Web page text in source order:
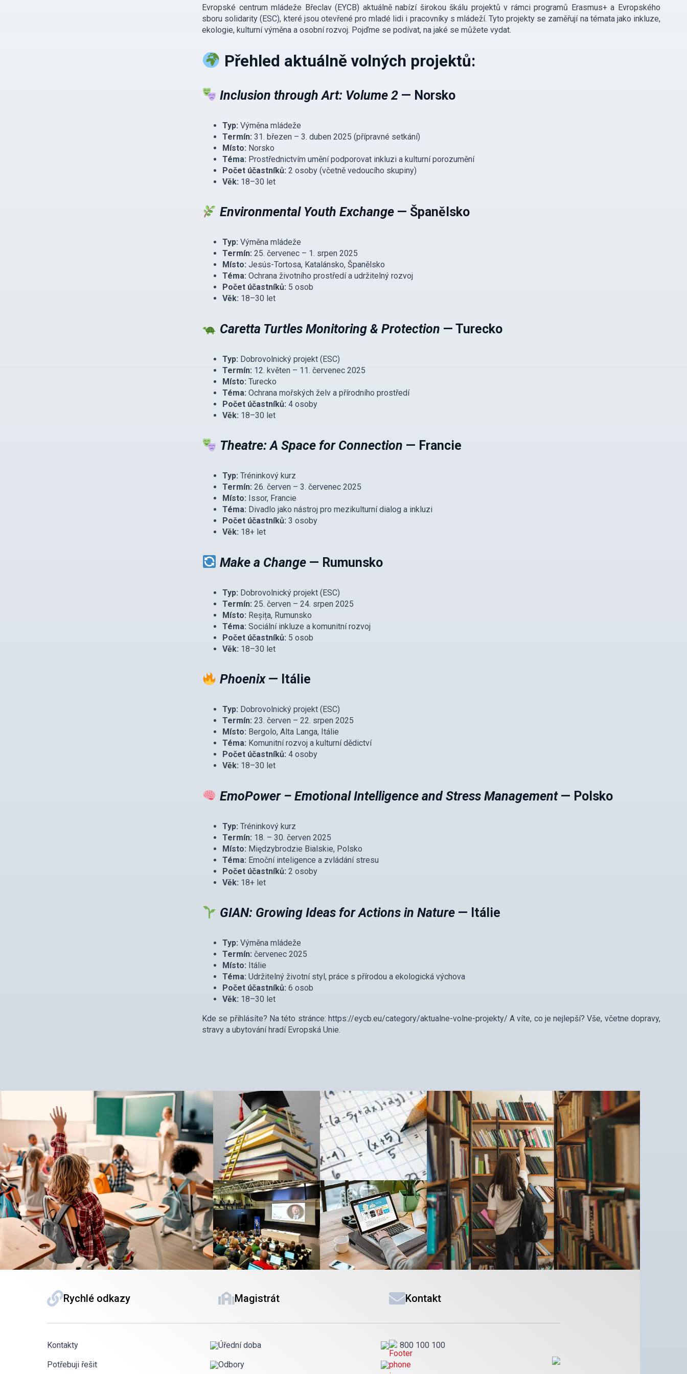
​Evropské centrum mládeže Břeclav (EYCB) aktuálně nabízí širokou škálu projektů v rámci programů Erasmus+ a Evropského
sboru solidarity (ESC), které jsou otevřené pro mladé lidi i pracovníky s mládeží. Tyto projekty se zaměřují na témata jako inkluze,
ekologie, kulturní výměna a osobní rozvoj.​ Pojďme se podívat, na jaké se můžete vydat.
Přehled aktuálně volných projektů:
Inclusion through Art: Volume 2— Norsko
Typ: Výměna mládeže
Termín: 31. březen – 3. duben 2025 (přípravné setkání)
Místo: Norsko
Téma: Prostřednictvím umění podporovat inkluzi a kulturní porozumění
Počet účastníků: 2 osoby (včetně vedoucího skupiny)
Věk: 18–30 let
Environmental Youth Exchange— Španělsko
Typ: Výměna mládeže
Termín: 25. červenec – 1. srpen 2025
Místo: Jesús-Tortosa, Katalánsko, Španělsko
Téma: Ochrana životního prostředí a udržitelný rozvoj
Počet účastníků: 5 osob
Věk: 18–30 let
Caretta Turtles Monitoring & Protection — Turecko
Typ: Dobrovolnický projekt (ESC)
Termín: 12. květen – 11. červenec 2025
Místo: Turecko
Téma: Ochrana mořských želv a přírodního prostředí
Počet účastníků: 4 osoby
Věk: 18–30 let
Theatre: A Space for Connection — Francie
Typ: Tréninkový kurz
Termín: 26. červen – 3. červenec 2025
Místo: Issor, Francie
Téma: Divadlo jako nástroj pro mezikulturní dialog a inkluzi
Počet účastníků: 3 osoby
Věk: 18+ let
Make a Change— Rumunsko
Typ: Dobrovolnický projekt (ESC)
Termín: 25. červen – 24. srpen 2025
Místo: Reșița, Rumunsko
Téma: Sociální inkluze a komunitní rozvoj
Počet účastníků: 5 osob
Věk: 18–30 let
Phoenix— Itálie
Typ: Dobrovolnický projekt (ESC)
Termín: 23. červen – 22. srpen 2025
Místo: Bergolo, Alta Langa, Itálie
Téma: Komunitní rozvoj a kulturní dědictví
Počet účastníků: 4 osoby
Věk: 18–30 let
EmoPower – Emotional Intelligence and Stress Management— Polsko
Typ: Tréninkový kurz
Termín: 18. – 30. červen 2025
Místo: Międzybrodzie Bialskie, Polsko
Téma: Emoční inteligence a zvládání stresu
Počet účastníků: 2 osoby
Věk: 18+ let
GIAN: Growing Ideas for Actions in Nature— Itálie
Typ: Výměna mládeže
Termín: červenec 2025
Místo: Itálie
Téma: Udržitelný životní styl, práce s přírodou a ekologická výchova
Počet účastníků: 6 osob
Věk: 18–30 let
Kde se přihlásíte? Na této stránce: https://eycb.eu/category/aktualne-volne-projekty/ A víte, co je nejlepší? Vše, včetne dopravy,
stravy a ubytování hradí Evropská Unie.
Rychlé odkazy
Kontakty
Potřebuji řešit
Magistrát
Úřední doba
Odbory
Kontakt
800 100 100